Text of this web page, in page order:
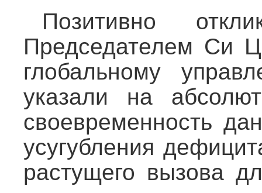
Позитивно
Председателем Си
глобальному
указали на
своевременность
усугубления
растущего вызова